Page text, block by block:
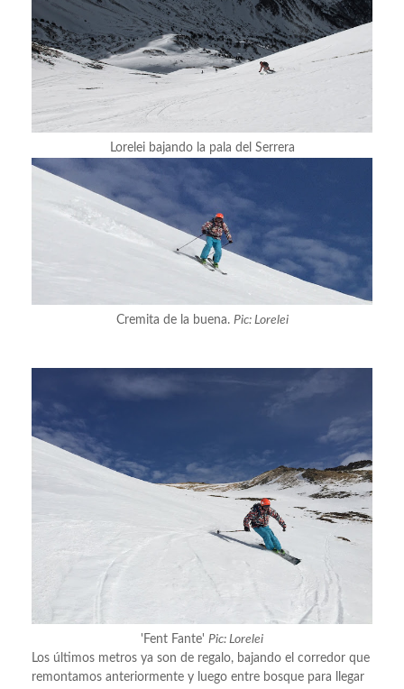
Lorelei bajando la pala del Serrera
Cremita de la buena. Pic: Lorelei
'Fent Fante' Pic: Lorelei
Los últimos metros ya son de regalo, bajando el corredor que
remontamos anteriormente y luego entre bosque para llegar